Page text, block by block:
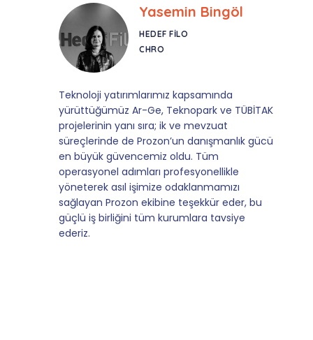
Yasemin Bingöl
HEDEF FILO
CHRO
Teknoloji yatırımlarımız kapsamında
yürüttüğümüz Ar-Ge, Teknopark ve TÜBİTAK
projelerinin yanı sıra; ik ve mevzuat
süreçlerinde de Prozon’un danışmanlık gücü
en büyük güvencemiz oldu. Tüm
operasyonel adımları profesyonellikle
yöneterek asıl işimize odaklanmamızı
sağlayan Prozon ekibine teşekkür eder, bu
güçlü iş birliğini tüm kurumlara tavsiye
ederiz.